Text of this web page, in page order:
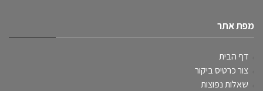
מפת אתר
דף הבית
צור כרטיס ביקור
שאלות נפוצות